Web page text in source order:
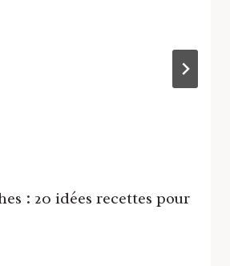
: 20 idées recettes pour